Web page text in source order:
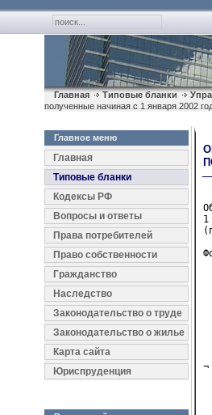
Главная Типовые бланки
полученные начиная с 1 января 2002
Главное меню
Главная
Типовые бланки
Кодексы РФ
Вопросы и ответы
Права потребителей
Право собственности
Гражданство
Наследство
Законодательство о труде
Законодательство о жилье
Карта сайта
Юриспруденция
1
¬